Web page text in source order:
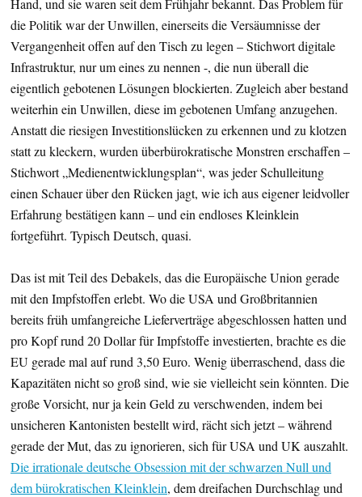
Hand, und sie waren seit dem Frühjahr bekannt. Das Problem für
die Politik war der Unwillen, einerseits die Versäumnisse der
Vergangenheit offen auf den Tisch zu legen – Stichwort digitale
Infrastruktur, nur um eines zu nennen -, die nun überall die
eigentlich gebotenen Lösungen blockierten. Zugleich aber bestand
weiterhin ein Unwillen, diese im gebotenen Umfang anzugehen.
Anstatt die riesigen Investitionslücken zu erkennen und zu klotzen
statt zu kleckern, wurden überbürokratische Monstren erschaffen –
Stichwort „Medienentwicklungsplan“, was jeder Schulleitung
einen Schauer über den Rücken jagt, wie ich aus eigener leidvoller
Erfahrung bestätigen kann – und ein endloses Kleinklein
fortgeführt. Typisch Deutsch, quasi.
Das ist mit Teil des Debakels, das die Europäische Union gerade
mit den Impfstoffen erlebt. Wo die USA und Großbritannien
bereits früh umfangreiche Lieferverträge abgeschlossen hatten und
pro Kopf rund 20 Dollar für Impfstoffe investierten, brachte es die
EU gerade mal auf rund 3,50 Euro. Wenig überraschend, dass die
Kapazitäten nicht so groß sind, wie sie vielleicht sein könnten. Die
große Vorsicht, nur ja kein Geld zu verschwenden, indem bei
unsicheren Kantonisten bestellt wird, rächt sich jetzt – während
gerade der Mut, das zu ignorieren, sich für USA und UK auszahlt.
Die irrationale deutsche Obsession mit der schwarzen Null und
dem bürokratischen Kleinklein, dem dreifachen Durchschlag und